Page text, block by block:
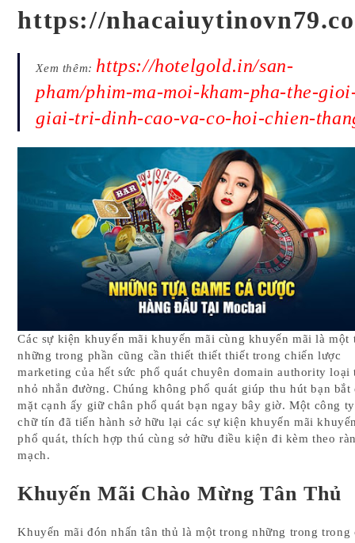
https://
Xem thêm: https://hotelgold.in/san-
pham/phim-ma-moi-kham-pha-the-
giai-tri-dinh-cao-va-co-hoi-chien-
Các sự kiện khuyến mãi khuyến mãi cùng khuyến mãi là một
những trong phần cũng cần thiết thiết thiết trong chiến lược
marketing của hết sức phổ quát chuyên domain authority loại
nhỏ nhắn đường. Chúng không phổ quát giúp thu hút bạn bắt
mặt cạnh ấy giữ chân phổ quát bạn ngay bây giờ. Một công
chữ tín đã tiến hành sở hữu lại các sự kiện khuyến mãi
phổ quát, thích hợp thú cùng sở hữu điều kiện đi kèm theo
mạch.
Khuyến Mãi Chào Mừng Tân Thủ
Khuyến mãi đón nhấn tân thủ là một trong những trong trong